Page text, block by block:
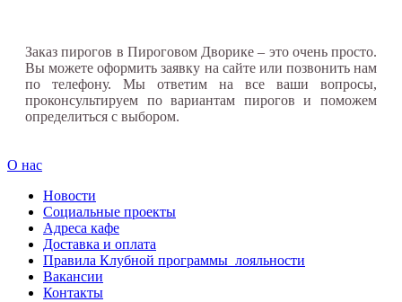
Заказ пирогов в Пироговом Дворике – это очень просто.
Вы можете оформить заявку на сайте или позвонить нам
по телефону. Мы ответим на все ваши вопросы,
проконсультируем по вариантам пирогов и поможем
определиться с выбором.
О нас
Новости
Социальные проекты
Адреса кафе
Доставка и оплата
Правила Клубной программы лояльности
Вакансии
Контакты